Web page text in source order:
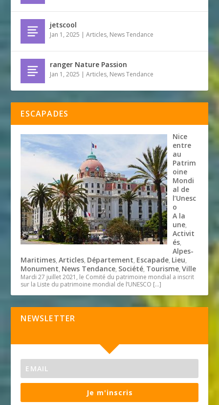
jetscool
Jan 1, 2025 |Articles, News Tendance
ranger Nature Passion
Jan 1, 2025 |Articles, News Tendance
ESCAPADES
Nice
entre
au
Patrim
oine
Mondi
al de
l’Unesc
o
A la
une,
Activit
és,
Alpes-
Maritimes,Articles, Département, Escapade, Lieu,
Monument, News Tendance, Société, Tourisme,Ville
Mardi 27 juillet 2021, le Comité du patrimoine mondial a inscrit
sur la Liste du patrimoine mondial de l’UNESCO […]
NEWSLETTER
Je m'inscris